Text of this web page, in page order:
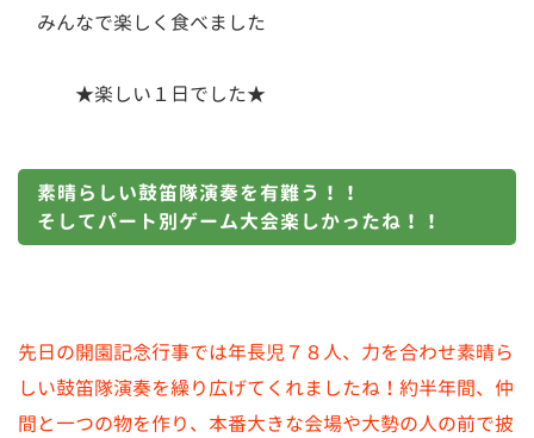
みんなで楽しく食べました
★楽しい１日でした★
素晴らしい鼓笛隊演奏を有難う！！
そしてパート別ゲーム大会楽しかったね！！
先日の開園記念行事では年長児７８人、力を合わせ素晴ら
しい鼓笛隊演奏を繰り広げてくれましたね！約半年間、仲
間と一つの物を作り、本番大きな会場や大勢の人の前で披